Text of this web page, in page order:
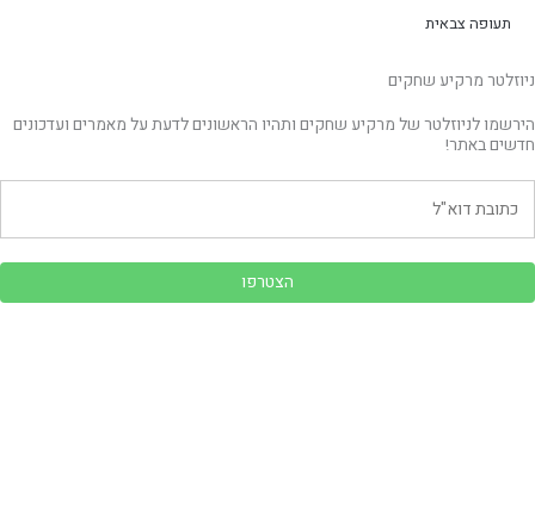
תעופה צבאית
ניוזלטר מרקיע שחקים
הירשמו לניוזלטר של מרקיע שחקים ותהיו הראשונים לדעת על מאמרים ועדכונים
חדשים באתר!